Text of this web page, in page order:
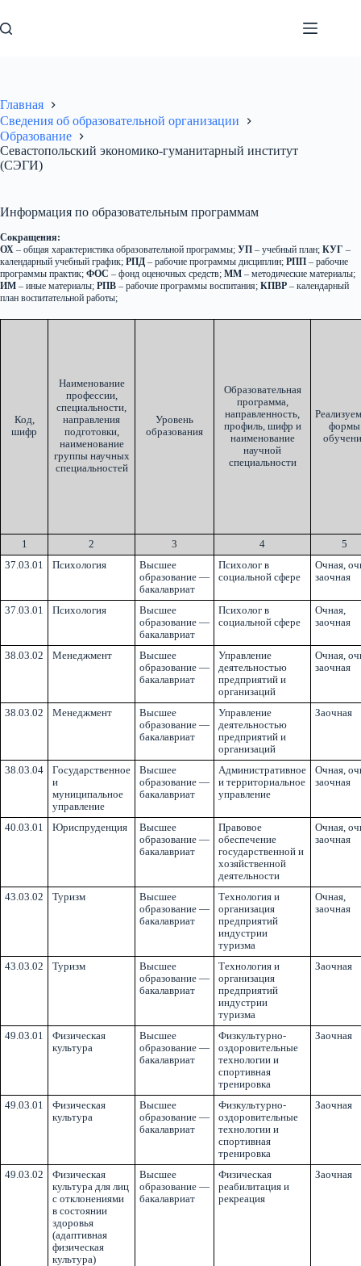
к
сути
Главная
Сведения об образовательной организации
Образование
Севастопольский экономико-гуманитарный институт
(СЭГИ)
Информация по образовательным программам
Сокращения:
ОХ – общая характеристика образовательной программы; УП – учебный план; КУГ –
календарный учебный график; РПД – рабочие программы дисциплин; РПП – рабочие
программы практик; ФОС – фонд оценочных средств; ММ – методические материалы;
ИМ – иные материалы; РПВ – рабочие программы воспитания; КПВР – календарный
план воспитательной работы;
Код,
шифр
Наименование
профессии,
специальности,
направления
подготовки,
наименование
группы научных
специальностей
Уровень
образования
Образовательная
программа,
направленность,
профиль, шифр и
наименование
научной
специальности
формы
1 2 3 4
5
37.03.01
Психология
Высшее
образование —
бакалавриат
Психолог в
социальной сфере
Очная,
заочная
37.03.01 Психология
Высшее
образование —
бакалавриат
Психолог в
социальной сфере
Очная,
заочная
38.03.02 Менеджмент
Высшее
образование —
бакалавриат
Управление
деятельностью
предприятий и
организаций
Очная,
заочная
38.03.02 Менеджмент
Высшее
образование —
бакалавриат
Управление
деятельностью
предприятий и
организаций
Заочная
38.03.04
Государственное
и
муниципальное
управление
Высшее
образование —
бакалавриат
Административное
и территориальное
управление
Очная,
заочная
40.03.01 Юриспруденция
Высшее
образование —
бакалавриат
Правовое
обеспечение
государственной и
хозяйственной
деятельности
Очная,
заочная
43.03.02 Туризм
Высшее
образование —
бакалавриат
Технология и
организация
предприятий
индустрии
туризма
Очная,
заочная
43.03.02 Туризм
Высшее
образование —
бакалавриат
Технология и
организация
предприятий
индустрии
туризма
Заочная
49.03.01
Физическая
культура
Высшее
образование —
бакалавриат
Физкультурно-
оздоровительные
технологии и
спортивная
тренировка
Заочная
49.03.01
Физическая
культура
Высшее
образование —
бакалавриат
Физкультурно-
оздоровительные
технологии и
спортивная
тренировка
Заочная
49.03.02
Физическая
культура для лиц
с отклонениями
в состоянии
здоровья
(адаптивная
физическая
культура)
Высшее
образование —
бакалавриат
Физическая
реабилитация и
рекреация
Заочная